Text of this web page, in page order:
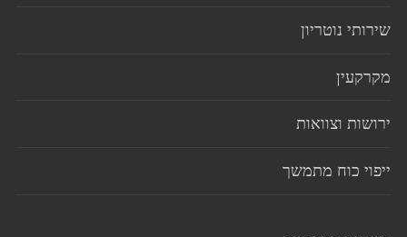
שירותי נוטריון
מקרקעין
ירושות וצוואות
ייפוי כוח מתמשך